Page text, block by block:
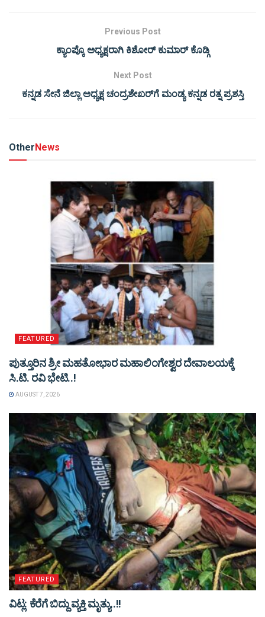
Previous Post
ಕ್ಯಾಂಪ್ಕೊ ಅಧ್ಯಕ್ಷರಾಗಿ ಕಿಶೋರ್ ಕುಮಾರ್ ಕೊಡ್ಗಿ
Next Post
ಕನ್ನಡ ಸೇನೆ ಜಿಲ್ಲಾ ಅಧ್ಯಕ್ಷ ಚಂದ್ರಶೇಖರ್‌ಗೆ ಮಂಡ್ಯ ಕನ್ನಡ ರತ್ನ ಪ್ರಶಸ್ತಿ
OtherNews
FEATURED
ಪುತ್ತೂರಿನ ಶ್ರೀ ಮಹತೋಭಾರ ಮಹಾಲಿಂಗೇಶ್ವರ ದೇವಾಲಯಕ್ಕೆ
ಸಿ.ಟಿ. ರವಿ ಭೇಟಿ..!
AUGUST 7, 2026
FEATURED
ವಿಟ್ಲ: ಕೆರೆಗೆ ಬಿದ್ದು ವ್ಯಕ್ತಿ ಮೃತ್ಯು..!!